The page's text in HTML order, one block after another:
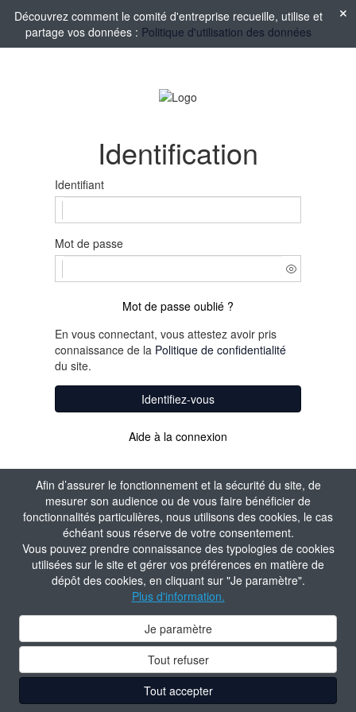
Afin d’assurer le fonctionnement et la sécurité du site, de
mesurer son audience ou de vous faire bénéficier de
fonctionnalités particulières, nous utilisons des cookies, le cas
échéant sous réserve de votre consentement.
Vous pouvez prendre connaissance des typologies de cookies
utilisées sur le site et gérer vos préférences en matière de
dépôt des cookies, en cliquant sur "Je paramètre".
Plus d'information.
Je paramètre
Tout refuser
Tout accepter
Découvrez comment le comité d'entreprise recueille, utilise et
partage vos données : Politique d'utilisation des données
Identification
Identifiant
Mot de passe
Mot de passe oublié ?
En vous connectant, vous attestez avoir pris
connaissance de la Politique de confidentialité
du site.
Identifiez-vous
Aide à la connexion